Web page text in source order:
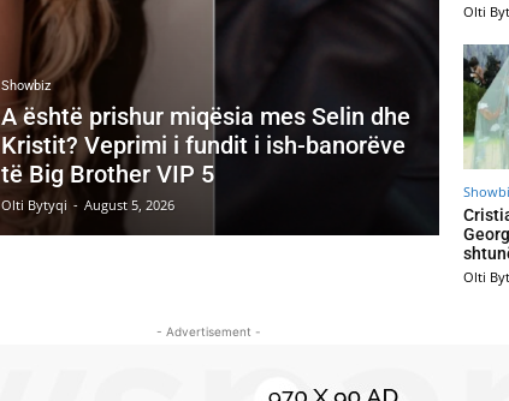
Showbiz
A është prishur miqësia mes Selin dhe
Kristit? Veprimi i fundit i ish-banorëve
të Big Brother VIP 5
Olti Bytyqi - August 5, 2026
Olti
Olti
- Advertisement -